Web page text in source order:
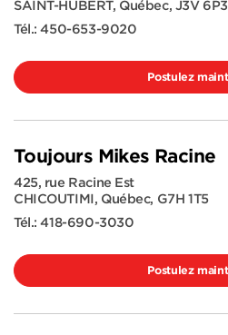
SAINT-HUBERT, Québec, J3V 6P3
Tél.:450-653-9020
Postulez
Toujours Mikes Racine
425, rue Racine Est
CHICOUTIMI, Québec, G7H 1T5
Tél.:418-690-3030
Postulez